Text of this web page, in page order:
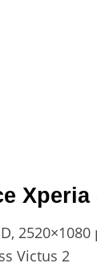
Xperia
2520×1080
Victus 2